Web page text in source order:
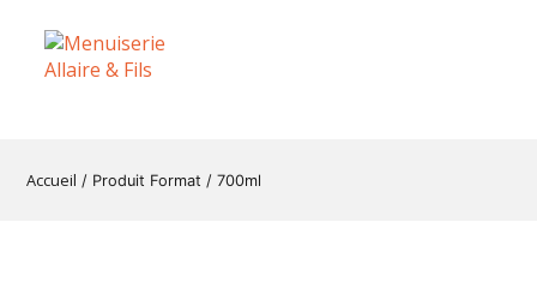
Accueil / Produit Format / 700ml